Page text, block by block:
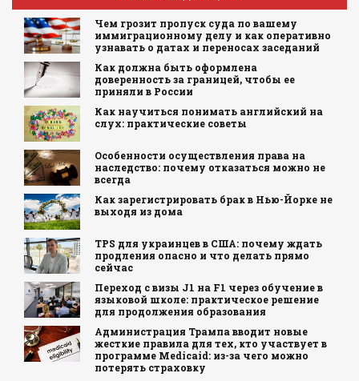
Чем грозит пропуск суда по вашему
иммиграционному делу и как оперативно
узнавать о датах и переносах заседаний
Как должна быть оформлена
доверенность за границей, чтобы ее
приняли в России
Как научиться понимать английский на
слух: практические советы
Особенности осуществления права на
наследство: почему отказаться можно не
всегда
Как зарегистрировать брак в Нью-Йорке не
выходя из дома
TPS для украинцев в США: почему ждать
продления опасно и что делать прямо
сейчас
Переход с визы J1 на F1 через обучение в
языковой школе: практическое решение
для продолжения образования
Администрация Трампа вводит новые
жесткие правила для тех, кто участвует в
программе Medicaid: из-за чего можно
потерять страховку